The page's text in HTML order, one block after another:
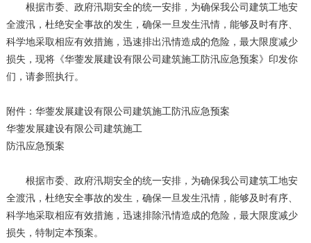
根据市委、政府汛期安全的统一安排，为确保我公司建筑工地安
全渡汛，杜绝安全事故的发生，确保一旦发生汛情，能够及时有序、
科学地采取相应有效措施，迅速排出汛情造成的危险，最大限度减少
损失，现将《华蓥发展建设有限公司建筑施工防汛应急预案》印发你
们，请参照执行。
附件：华蓥发展建设有限公司建筑施工防汛应急预案
华蓥发展建设有限公司建筑施工
防汛应急预案
根据市委、政府汛期安全的统一安排，为确保我公司建筑工地安
全渡汛，杜绝安全事故的发生，确保一旦发生汛情，能够及时有序、
科学地采取相应有效措施，迅速排除汛情造成的危险，最大限度减少
损失，特制定本预案。